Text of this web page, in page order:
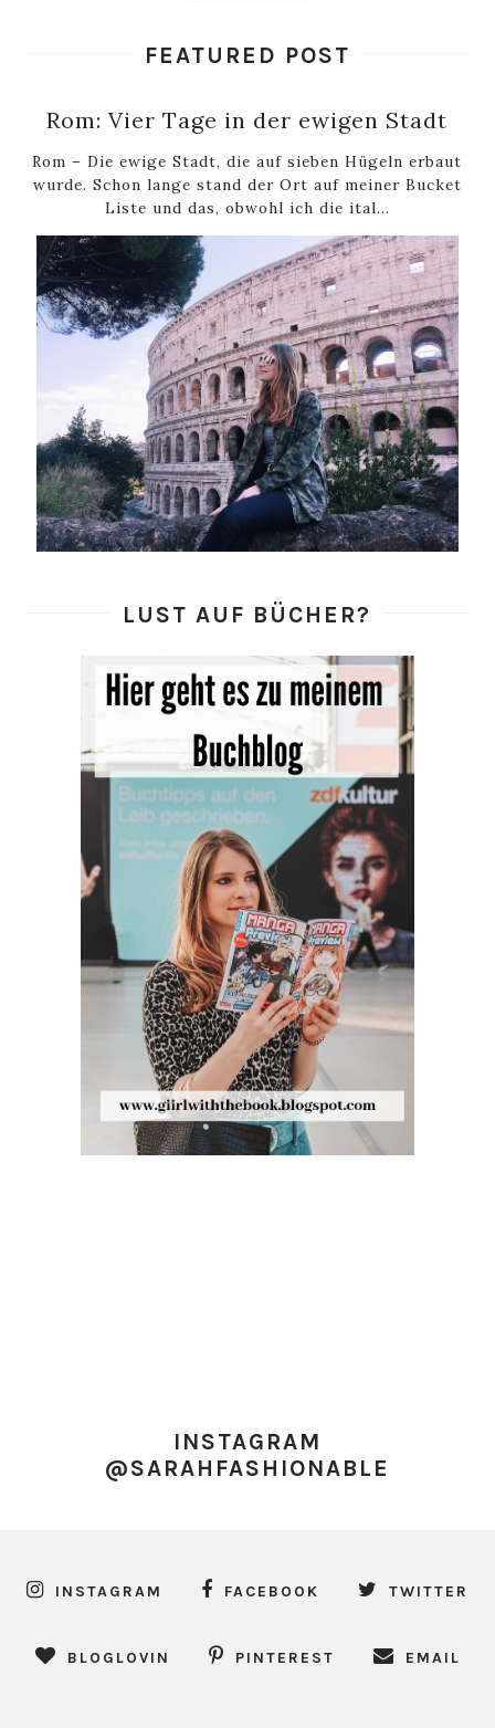
FEATURED POST
Rom: Vier Tage in der ewigen Stadt
Rom – Die ewige Stadt, die auf sieben Hügeln erbaut
wurde. Schon lange stand der Ort auf meiner Bucket
Liste und das, obwohl ich die ital...
LUST AUF BÜCHER?
INSTAGRAM
@SARAHFASHIONABLE
INSTAGRAM FACEBOOK TWITTER
BLOGLOVIN PINTEREST EMAIL